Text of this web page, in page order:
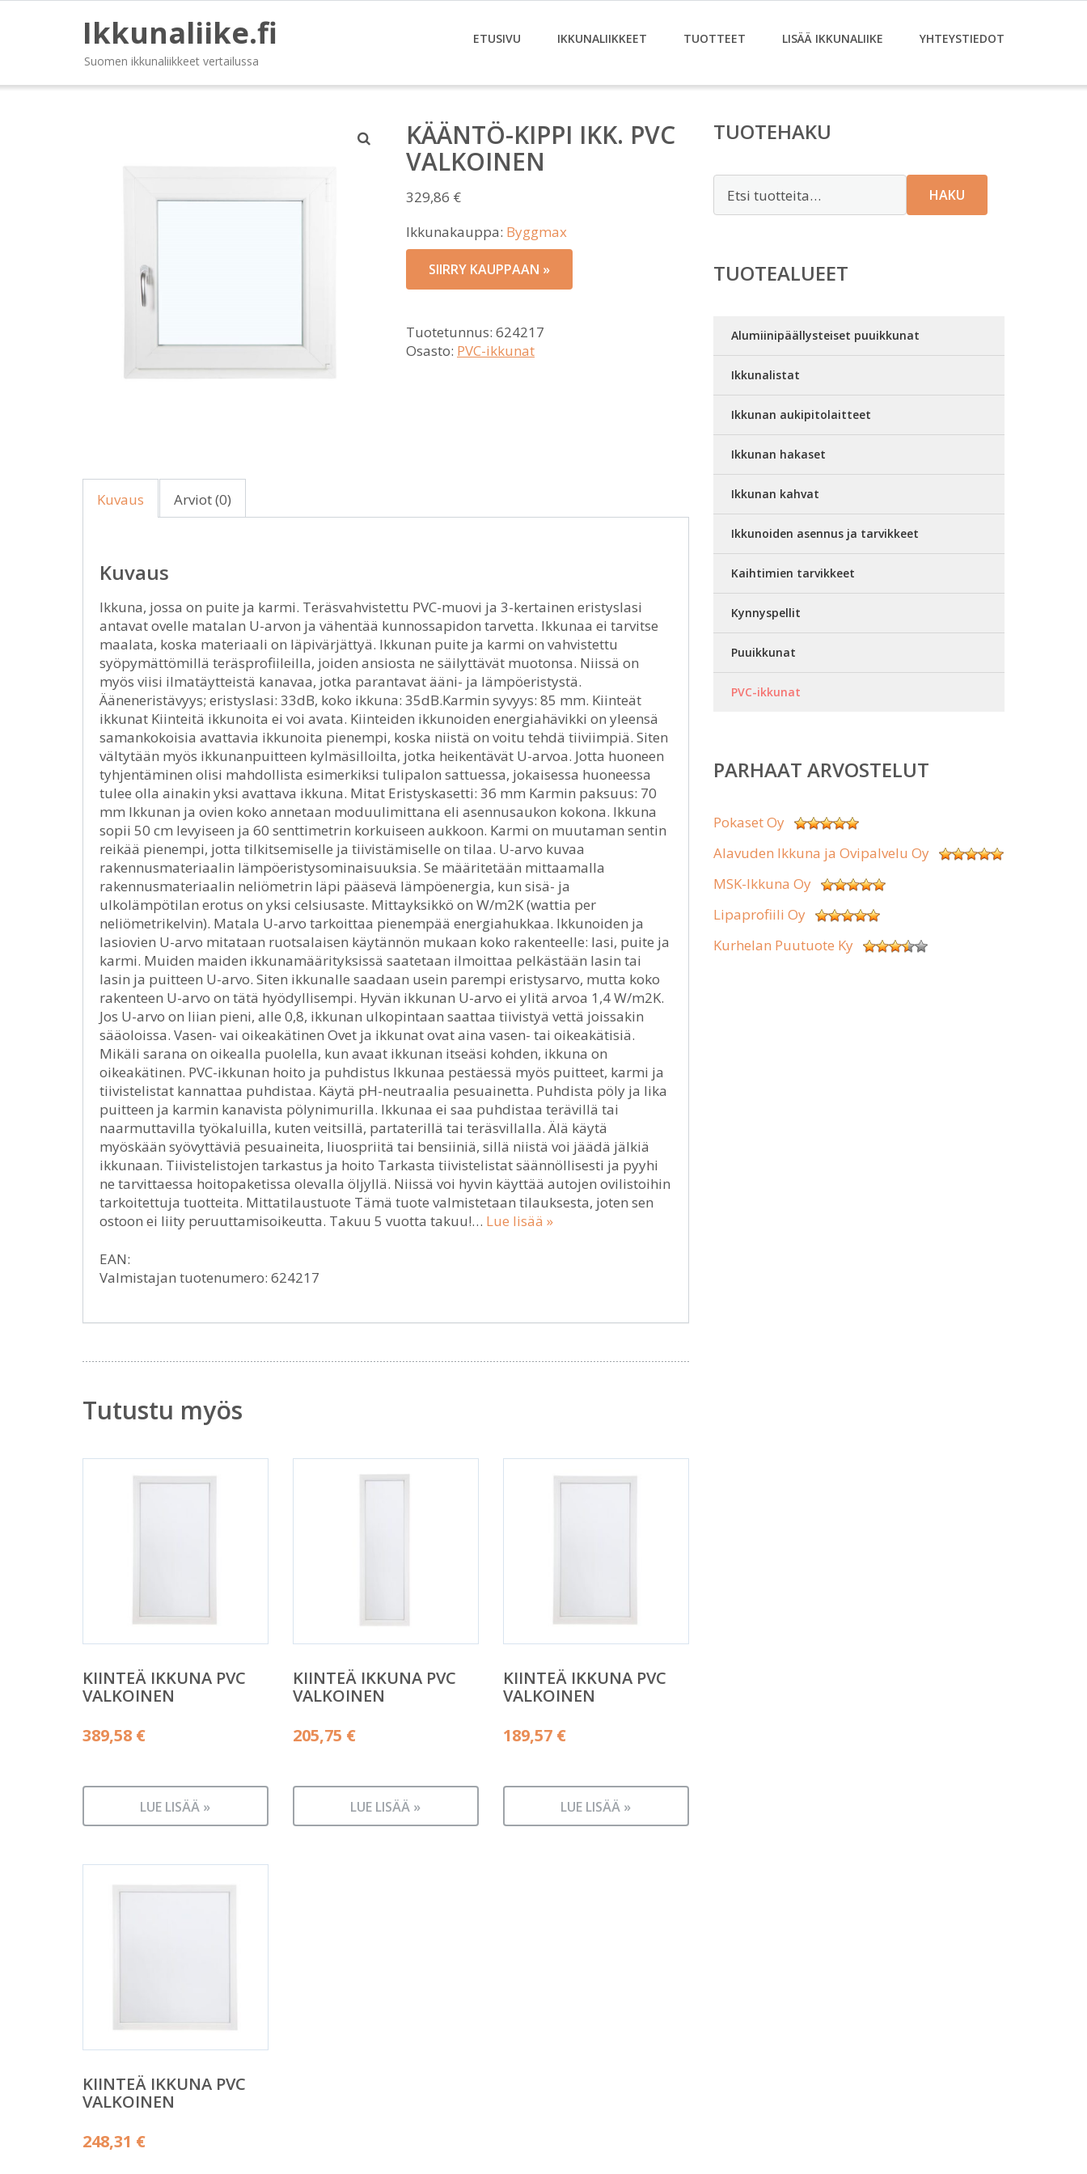
Ikkunaliike.fi
Suomen ikkunaliikkeet vertailussa
ETUSIVU IKKUNALIIKKEET TUOTTEET LISÄÄ IKKUNALIIKE YHTEYSTIEDOT
KÄÄNTÖ-KIPPI IKK. PVC
VALKOINEN
329,86 €
Ikkunakauppa: Byggmax
SIIRRY KAUPPAAN »
Tuotetunnus: 624217
Osasto: PVC-ikkunat
Kuvaus Arviot (0)
Kuvaus
Ikkuna, jossa on puite ja karmi. Teräsvahvistettu PVC-muovi ja 3-kertainen eristyslasi
antavat ovelle matalan U-arvon ja vähentää kunnossapidon tarvetta. Ikkunaa ei tarvitse
maalata, koska materiaali on läpivärjättyä. Ikkunan puite ja karmi on vahvistettu
syöpymättömillä teräsprofiileilla, joiden ansiosta ne säilyttävät muotonsa. Niissä on
myös viisi ilmatäytteistä kanavaa, jotka parantavat ääni- ja lämpöeristystä.
Ääneneristävyys; eristyslasi: 33dB, koko ikkuna: 35dB.Karmin syvyys: 85 mm. Kiinteät
ikkunat Kiinteitä ikkunoita ei voi avata. Kiinteiden ikkunoiden energiahävikki on yleensä
samankokoisia avattavia ikkunoita pienempi, koska niistä on voitu tehdä tiiviimpiä. Siten
vältytään myös ikkunanpuitteen kylmäsilloilta, jotka heikentävät U-arvoa. Jotta huoneen
tyhjentäminen olisi mahdollista esimerkiksi tulipalon sattuessa, jokaisessa huoneessa
tulee olla ainakin yksi avattava ikkuna. Mitat Eristyskasetti: 36 mm Karmin paksuus: 70
mm Ikkunan ja ovien koko annetaan moduulimittana eli asennusaukon kokona. Ikkuna
sopii 50 cm levyiseen ja 60 senttimetrin korkuiseen aukkoon. Karmi on muutaman sentin
reikää pienempi, jotta tilkitsemiselle ja tiivistämiselle on tilaa. U-arvo kuvaa
rakennusmateriaalin lämpöeristysominaisuuksia. Se määritetään mittaamalla
rakennusmateriaalin neliömetrin läpi pääsevä lämpöenergia, kun sisä- ja
ulkolämpötilan erotus on yksi celsiusaste. Mittayksikkö on W/m2K (wattia per
neliömetrikelvin). Matala U-arvo tarkoittaa pienempää energiahukkaa. Ikkunoiden ja
lasiovien U-arvo mitataan ruotsalaisen käytännön mukaan koko rakenteelle: lasi, puite ja
karmi. Muiden maiden ikkunamäärityksissä saatetaan ilmoittaa pelkästään lasin tai
lasin ja puitteen U-arvo. Siten ikkunalle saadaan usein parempi eristysarvo, mutta koko
rakenteen U-arvo on tätä hyödyllisempi. Hyvän ikkunan U-arvo ei ylitä arvoa 1,4 W/m2K.
Jos U-arvo on liian pieni, alle 0,8, ikkunan ulkopintaan saattaa tiivistyä vettä joissakin
sääoloissa. Vasen- vai oikeakätinen Ovet ja ikkunat ovat aina vasen- tai oikeakätisiä.
Mikäli sarana on oikealla puolella, kun avaat ikkunan itseäsi kohden, ikkuna on
oikeakätinen. PVC-ikkunan hoito ja puhdistus Ikkunaa pestäessä myös puitteet, karmi ja
tiivistelistat kannattaa puhdistaa. Käytä pH-neutraalia pesuainetta. Puhdista pöly ja lika
puitteen ja karmin kanavista pölynimurilla. Ikkunaa ei saa puhdistaa terävillä tai
naarmuttavilla työkaluilla, kuten veitsillä, partaterillä tai teräsvillalla. Älä käytä
myöskään syövyttäviä pesuaineita, liuospriitä tai bensiiniä, sillä niistä voi jäädä jälkiä
ikkunaan. Tiivistelistojen tarkastus ja hoito Tarkasta tiivistelistat säännöllisesti ja pyyhi
ne tarvittaessa hoitopaketissa olevalla öljyllä. Niissä voi hyvin käyttää autojen ovilistoihin
tarkoitettuja tuotteita. Mittatilaustuote Tämä tuote valmistetaan tilauksesta, joten sen
ostoon ei liity peruuttamisoikeutta. Takuu 5 vuotta takuu!… Lue lisää »
EAN:
Valmistajan tuotenumero: 624217
Tutustu myös
KIINTEÄ IKKUNA PVC
VALKOINEN
389,58 €
LUE LISÄÄ »
KIINTEÄ IKKUNA PVC
VALKOINEN
205,75 €
LUE LISÄÄ »
KIINTEÄ IKKUNA PVC
VALKOINEN
189,57 €
LUE LISÄÄ »
KIINTEÄ IKKUNA PVC
VALKOINEN
248,31 €
TUOTEHAKU
HAKU
TUOTEALUEET
Alumiinipäällysteiset puuikkunat
Ikkunalistat
Ikkunan aukipitolaitteet
Ikkunan hakaset
Ikkunan kahvat
Ikkunoiden asennus ja tarvikkeet
Kaihtimien tarvikkeet
Kynnyspellit
Puuikkunat
PVC-ikkunat
PARHAAT ARVOSTELUT
Pokaset Oy
Alavuden Ikkuna ja Ovipalvelu Oy
MSK-Ikkuna Oy
Lipaprofiili Oy
Kurhelan Puutuote Ky